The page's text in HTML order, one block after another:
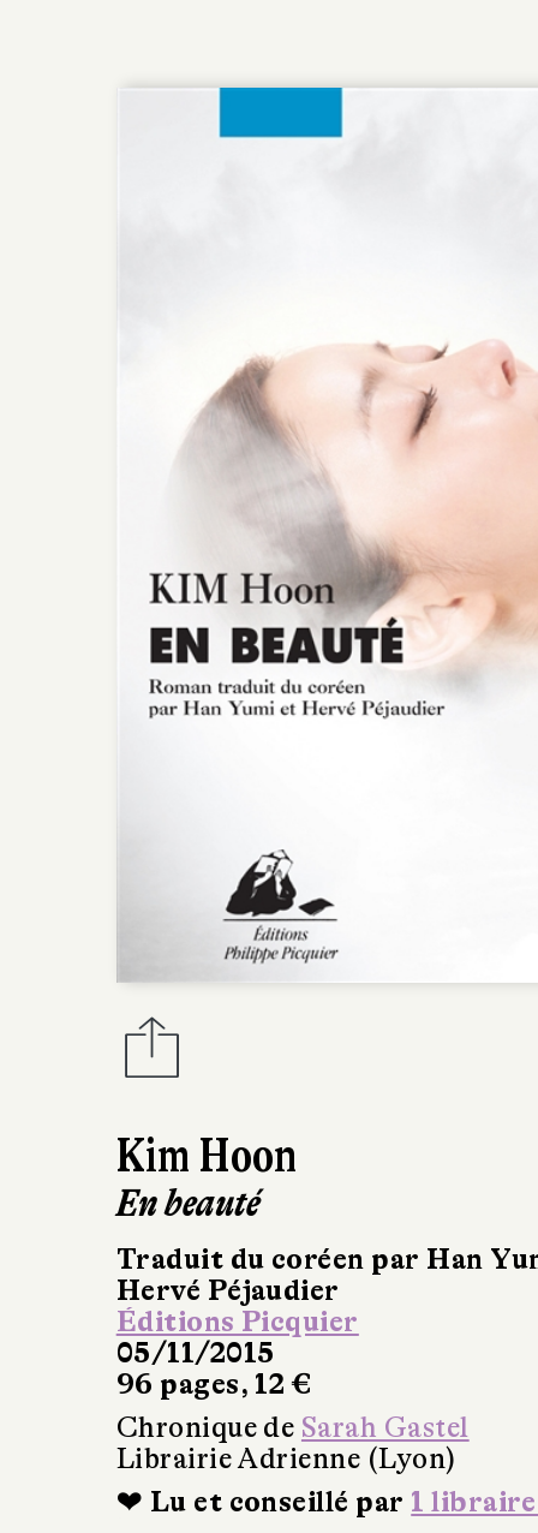
Kim Hoon
En beauté
Traduit du coréen par Han
Hervé Péjaudier
Éditions Picquier
05/11/2015
96 pages, 12 €
Chronique de Sarah Gastel
Librairie Adrienne (Lyon)
❤ Lu et conseillé par 1